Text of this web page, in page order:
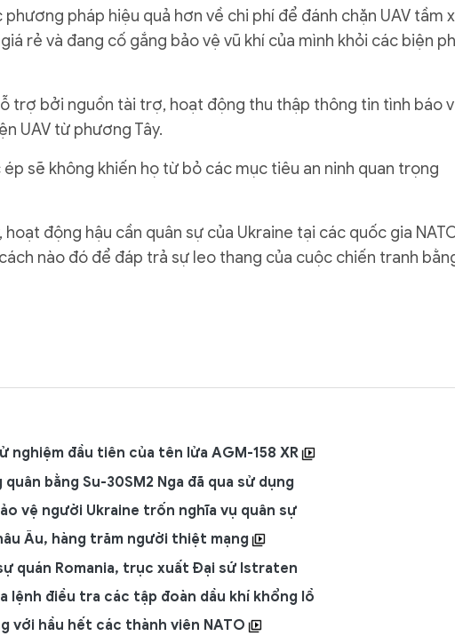
pháp hiệu quả hơn về chi phí để đánh chặn UAV tầm
rẻ và đang cố gắng bảo vệ vũ khí của mình khỏi các biện
trợ bởi nguồn tài trợ, hoạt động thu thập thông tin tình báo
UAV từ phương Tây.
sẽ không khiến họ từ bỏ các mục tiêu an ninh quan trọng
hoạt động hậu cần quân sự của Ukraine tại các quốc gia
nào đó để đáp trả sự leo thang của cuộc chiến tranh
nghiệm đầu tiên của tên lửa AGM-158 XR
bằng Su-30SM2 Nga đã qua sử dụng
vệ người Ukraine trốn nghĩa vụ quân sự
Âu, hàng trăm người thiệt mạng
quán Romania, trục xuất Đại sứ Istraten
lệnh điều tra các tập đoàn dầu khí khổng lồ
với hầu hết các thành viên NATO